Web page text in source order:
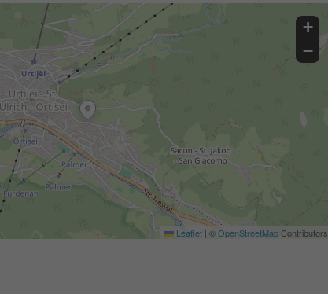
+
−
Leaflet | ©OpenStreetMapContributors